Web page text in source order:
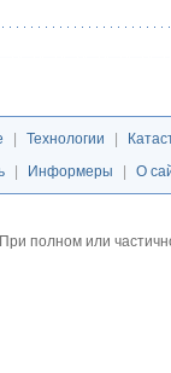
| Технологии |
| Информеры | О
При полном или